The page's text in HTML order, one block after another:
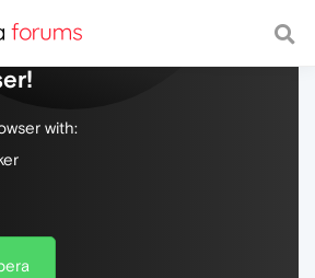
web, with a fast and
with: